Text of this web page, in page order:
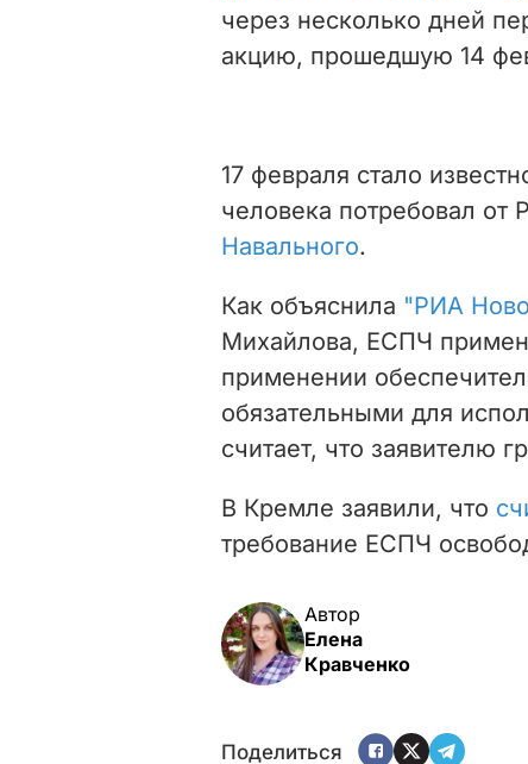
через несколько дней
акцию, прошедшую 14
17 февраля стало
человека потребовал от
Навального.
Как объяснила "РИА
Михайлова, ЕСПЧ
применении
обязательными для
считает, что заявителю
В Кремле заявили, что
требование ЕСПЧ
Автор
Елена
Кравченко
Поделиться